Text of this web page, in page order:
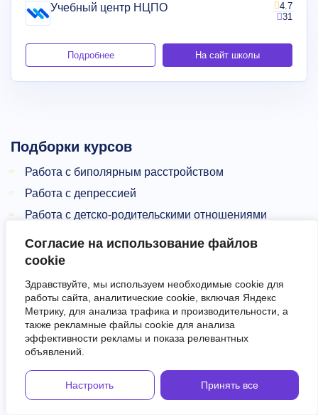
Согласие на использование файлов
cookie
Здравствуйте, мы используем необходимые cookie для
работы сайта, аналитические cookie, включая Яндекс
Метрику, для анализа трафика и производительности, а
также рекламные файлы cookie для анализа
эффективности рекламы и показа релевантных
объявлений.
Настроить Принять все
Учебный центр НЦПО
4.7
31
Подробнее На сайт школы
Подборки курсов
Работа с биполярным расстройством
Работа с депрессией
Работа с детско-родительскими отношениями
Работа с изменами
Работа с кризисом
Работа с неврозами
Работа с ОКР
Работа с организациями
Работа с пограничными расстройствами